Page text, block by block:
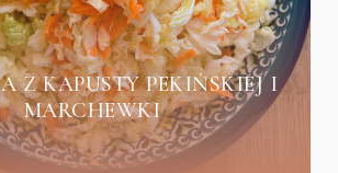
Z KAPUSTY PEKIŃSKIEJ I
MARCHEWKI